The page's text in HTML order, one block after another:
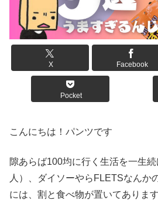
X Facebook
Pocket
こんにちは！パンツです
隙あらば100均に行く生活を一生
人）、ダイソーやらFLETSなんか
には、割と食べ物が置いてありま